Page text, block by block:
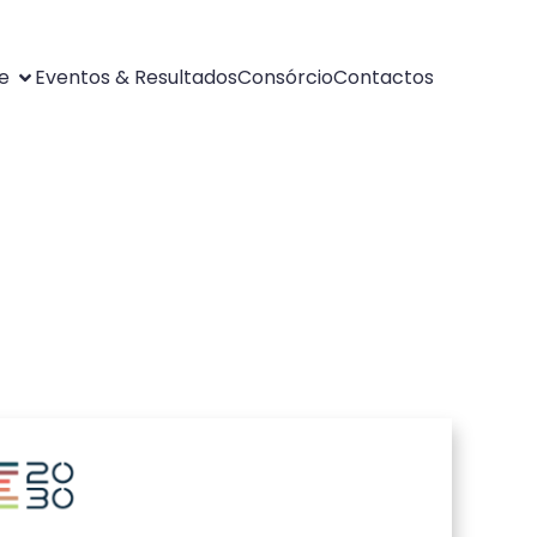
Eventos & ResultadosConsórcioContactos